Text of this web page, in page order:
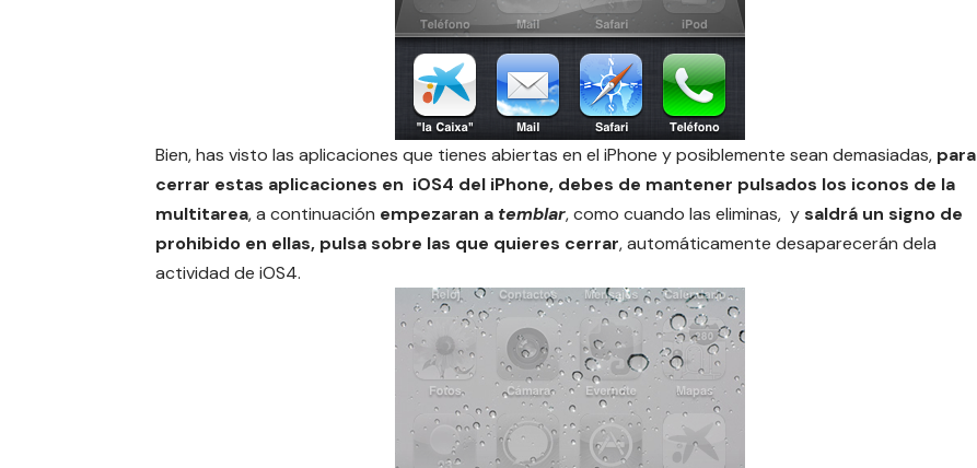
Bien, has visto las aplicaciones que tienes abiertas en el iPhone y posiblemente sean demasiadas, para
cerrar estas aplicaciones en iOS4 del iPhone, debes de mantener pulsados los iconos de la
multitarea, a continuación empezaran a temblar,como cuando las eliminas, ysaldrá un signo de
prohibido en ellas, pulsa sobre las que quieres cerrar, automáticamente desaparecerán dela
actividad de iOS4.